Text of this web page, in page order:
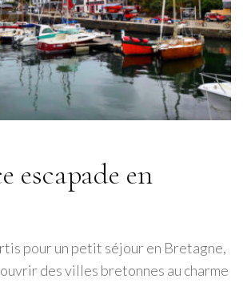
escapade en
pour un petit séjour en Bretagne,
des villes bretonnes au charme